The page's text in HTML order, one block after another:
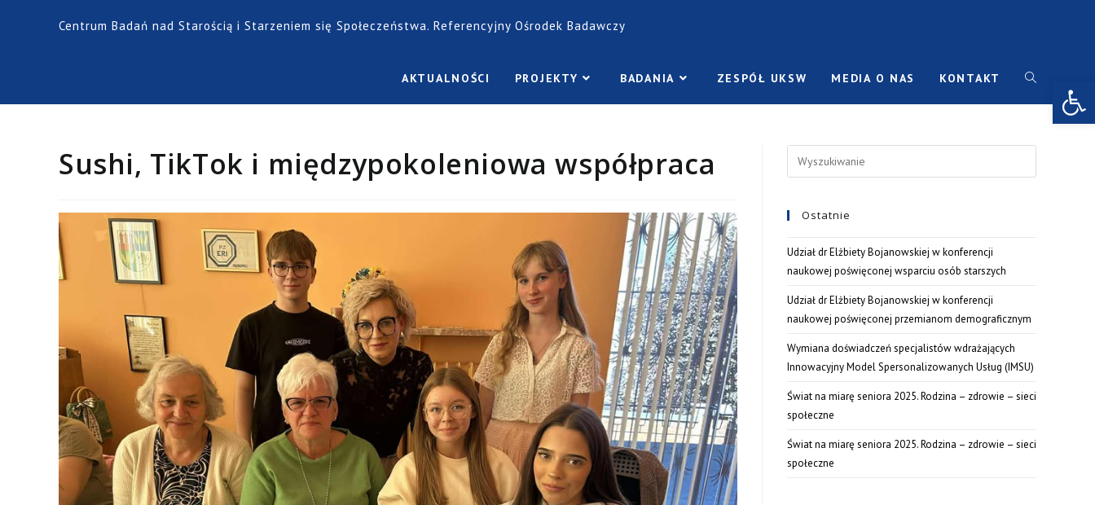
Open toolbar
Centrum Badań nad Starością i Starzeniem się Społeczeństwa. Referencyjny Ośrodek Badawczy
AKTUALNOŚCI PROJEKTY BADANIA ZESPÓŁ UKSW MEDIA O NAS KONTAKT
Sushi, TikTok i międzypokoleniowa współpraca
Ostatnie
Udział dr Elżbiety Bojanowskiej w konferencji
naukowej poświęconej wsparciu osób starszych
Udział dr Elżbiety Bojanowskiej w konferencji
naukowej poświęconej przemianom demograficznym
Wymiana doświadczeń specjalistów wdrażających
Innowacyjny Model Spersonalizowanych Usług (IMSU)
Świat na miarę seniora 2025. Rodzina – zdrowie – sieci
społeczne
Świat na miarę seniora 2025. Rodzina – zdrowie – sieci
społeczne